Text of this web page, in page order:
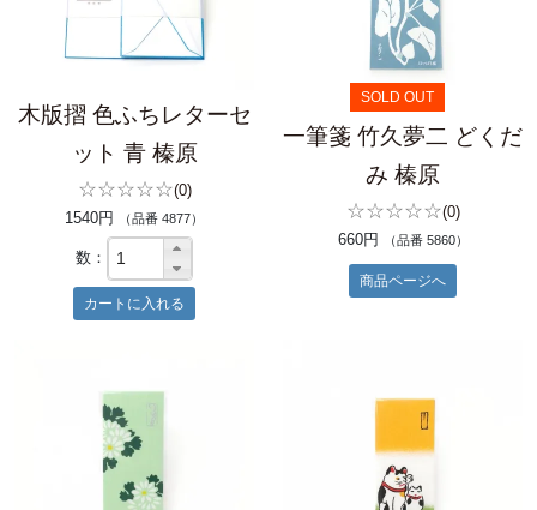
木版摺 色ふちレターセ
ット 青 榛原
☆☆☆☆☆(0)
1540円
（品番 4877）
数：
SOLD OUT
一筆箋 竹久夢二 どくだ
み 榛原
☆☆☆☆☆(0)
660円
（品番 5860）
商品ページへ